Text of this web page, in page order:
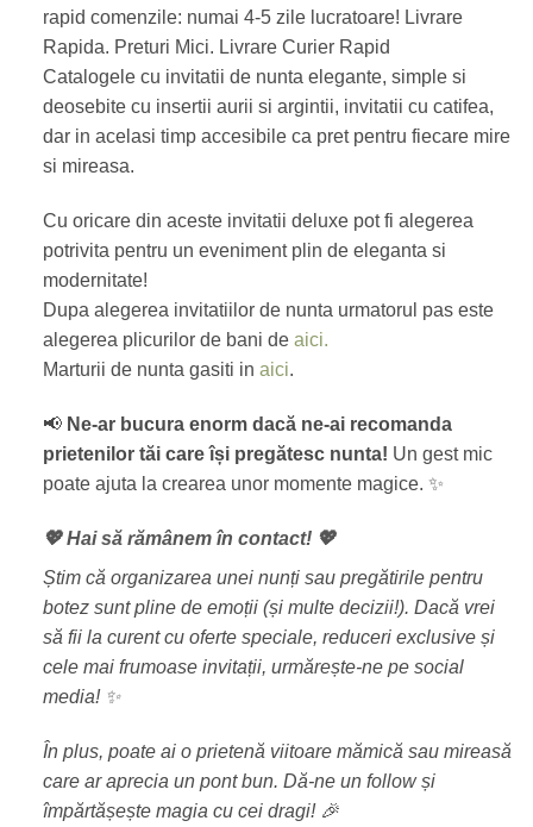
rapid comenzile: numai 4-5 zile lucratoare! Livrare
Rapida. Preturi Mici. Livrare Curier Rapid
Catalogele cu invitatii de nunta elegante, simple si
deosebite cu insertii aurii si argintii, invitatii cu catifea,
dar in acelasi timp accesibile ca pret pentru fiecare mire
si mireasa.
Cu oricare din aceste invitatii deluxe pot fi alegerea
potrivita pentru un eveniment plin de eleganta si
modernitate!
Dupa alegerea invitatiilor de nunta urmatorul pas este
alegerea plicurilor de bani de aici.
Marturii de nunta gasiti in aici.
📢 Ne-ar bucura enorm dacă ne-ai recomanda
prietenilor tăi care își pregătesc nunta! Un gest mic
poate ajuta la crearea unor momente magice. ✨
💖 Hai să rămânem în contact! 💖
Știm că organizarea unei nunți sau pregătirile pentru
botez sunt pline de emoții (și multe decizii!). Dacă vrei
să fii la curent cu oferte speciale, reduceri exclusive și
cele mai frumoase invitații, urmărește-ne pe social
media! ✨
În plus, poate ai o prietenă viitoare mămică sau mireasă
care ar aprecia un pont bun. Dă-ne un follow și
împărtășește magia cu cei dragi! 🎉